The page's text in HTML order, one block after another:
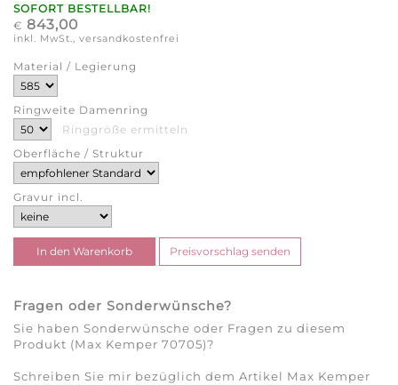
SOFORT BESTELLBAR!
€ 843,00
inkl. MwSt., versandkostenfrei
Material / Legierung
Ringweite Damenring
Ringgröße ermitteln
Oberfläche / Struktur
Gravur incl.
Fragen oder Sonderwünsche?
Sie haben Sonderwünsche oder Fragen zu diesem
Produkt (Max Kemper 70705)?
Schreiben Sie mir bezüglich dem Artikel Max Kemper